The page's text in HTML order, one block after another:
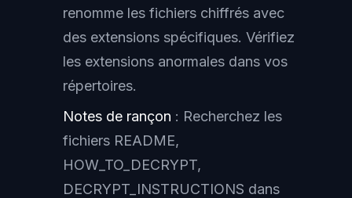
renomme les fichiers chiffrés avec
des extensions spécifiques. Vérifiez
les extensions anormales dans vos
répertoires.
Notes de rançon : Recherchez les
fichiers README,
HOW_TO_DECRYPT,
DECRYPT_INSTRUCTIONS dans